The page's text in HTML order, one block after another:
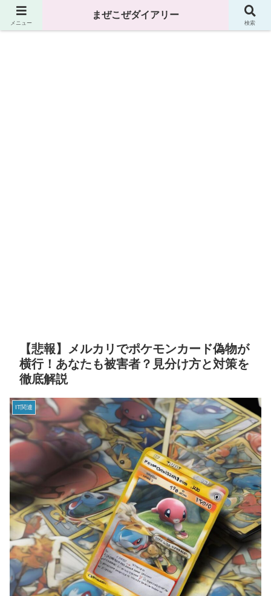
まぜこぜダイアリー
【悲報】メルカリでポケモンカード偽物が
横行！あなたも被害者？見分け方と対策を
徹底解説
IT関連
メニュー
まぜこぜダイアリー
検索